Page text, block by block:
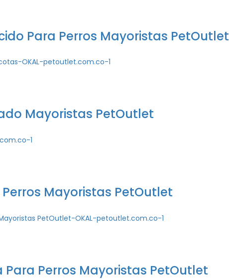
Para Perros Mayoristas PetOutlet
Mayoristas PetOutlet
Mayoristas PetOutlet
Perros Mayoristas PetOutlet